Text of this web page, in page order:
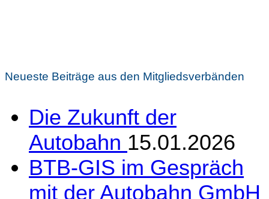
Neueste Beiträge aus den Mitgliedsverbänden
Die Zukunft der
Autobahn 15.01.2026
BTB-GIS im Gespräch
mit der Autobahn GmbH